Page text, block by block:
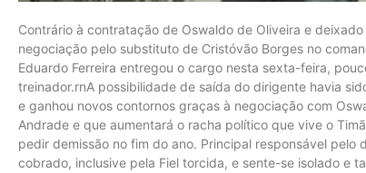
Contrário à contratação de Oswaldo de Oliveira e
negociação pelo substituto de Cristóvão Borges no
Eduardo Ferreira entregou o cargo nesta sexta-feira,
treinador.rnA possibilidade de saída do dirigente havia
e ganhou novos contornos graças à negociação com
Andrade e que aumentará o racha político que vive o
pedir demissão no fim do ano. Principal responsável
cobrado, inclusive pela Fiel torcida, e sente-se isolado e